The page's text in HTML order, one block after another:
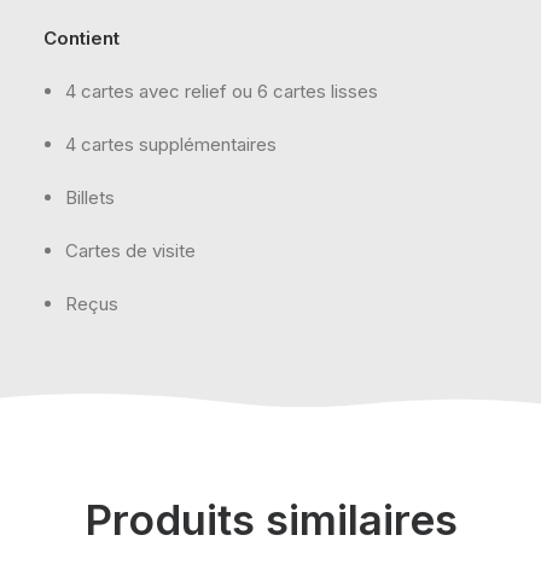
Contient
4 cartes avec relief ou 6 cartes lisses
4 cartes supplémentaires
Billets
Cartes de visite
Reçus
Produits similaires